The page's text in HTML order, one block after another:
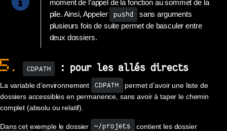
moment de l’appel de la fonction au sommet de la
pile. Ainsi, Appeler
pushd
sans arguments
plusieurs fois de suite permet de basculer entre
deux dossiers.
5. CDPATH : pour les allés directs
La variable d’environnement CDPATH
permet d’avoir une liste de
dossiers accessibles en permanence, sans avoir à taper le chemin
complet (absolu ou relatif).
Dans cet exemple le dossier ~/projets contient les dossier